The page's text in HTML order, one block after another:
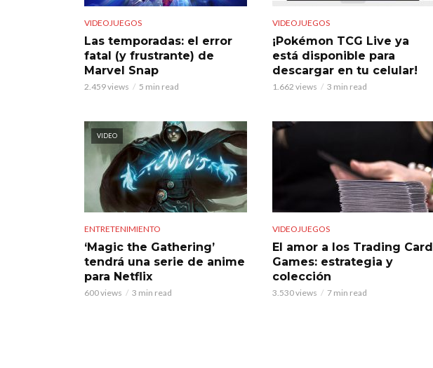
VIDEOJUEGOS
Las temporadas: el error
fatal (y frustrante) de
Marvel Snap
2.459 views 5 min read
VIDEOJUEGOS
¡Pokémon TCG Live ya
está disponible para
descargar en tu celular!
1.662 views 3 min read
VIDEO
ENTRETENIMIENTO
‘Magic the Gathering’
tendrá una serie de anime
para Netflix
600 views 3 min read
VIDEOJUEGOS
El amor a los Trading Card
Games: estrategia y
colección
3.530 views 7 min read